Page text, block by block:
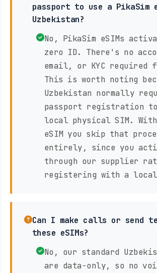
passport to use a PikaSim
Uzbekistan?
No, PikaSim eSIMs
zero ID. There's no
email, or KYC required
This is worth noting
Uzbekistan normally
passport registration
local physical SIM.
eSIM you skip that
entirely, since you
through our supplier
registering with a local
Can I make calls or send
these eSIMs?
No, our standard
are data-only, so no